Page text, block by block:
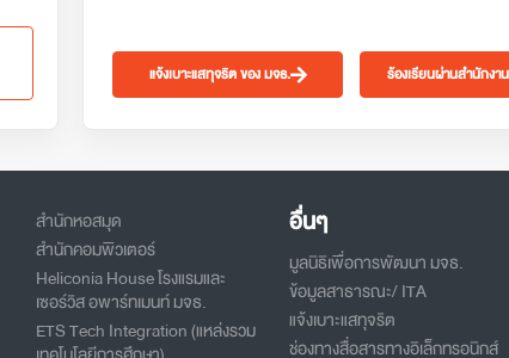
แจ้งเบาะแสทุจริต ของ มจธ. ร้องเรียนผ่านสำนักงา
สำนักหอสมุด
สำนักคอมพิวเตอร์
Heliconia House โรงแรมและ
เซอร์วิส อพาร์ทเมนท์ มจธ.
ETS Tech Integration (แหล่งรวม
อื่นๆ
มูลนิธิเพื่อการพัฒนา มจธ.
ข้อมูลสาธารณะ/ ITA
แจ้งเบาะแสทุจริต
ช่องทางสื่อสารทางอิเล็กทรอนิกส์